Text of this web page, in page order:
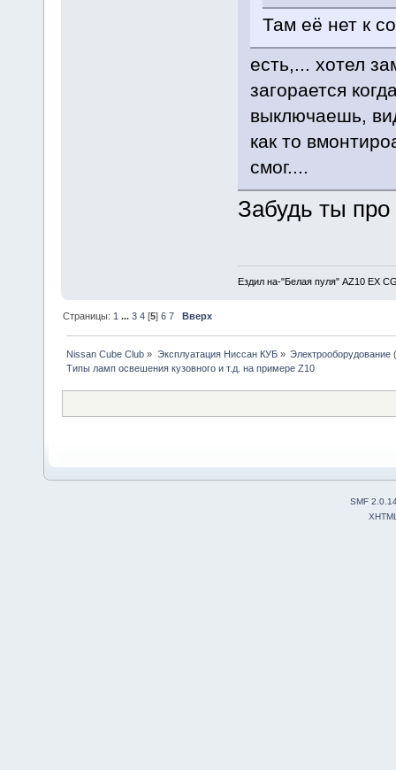
Там её нет к
есть,... хотел
загорается
выключаешь,
как то
смог....
Забудь ты
Ездил на-"Белая пуля" AZ10 EX
Страницы: 1 ...3 4 [5]6 7 Вверх
Nissan Cube Club » Эксплуатация Ниссан КУБ» Электрооборудование
Типы ламп освешения кузовного и т.д. на примере Z10
SMF